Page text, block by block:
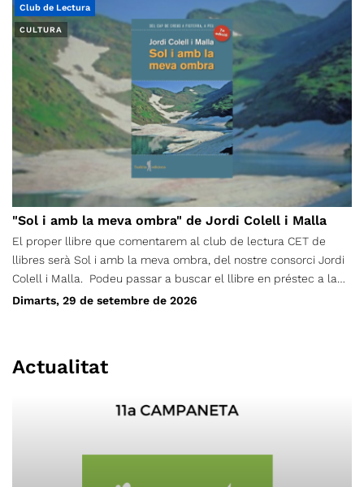
CULTURA
Club de Lectura
"Sol i amb la meva ombra" de Jordi Colell i Malla
El proper llibre que comentarem al club de lectura CET de
llibres serà Sol i amb la meva ombra, del nostre consorci Jordi
Colell i Malla. Podeu passar a buscar el llibre en préstec a la
Secretaria del CET, de dilluns a divendres de 17h a 20h. La
gratuït No socis/es: 5€
Dimarts, 29 de setembre de 2026
Actualitat